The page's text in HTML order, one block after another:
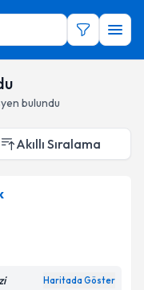
bulundu
Akıllı Sıralama
Haritada Göster